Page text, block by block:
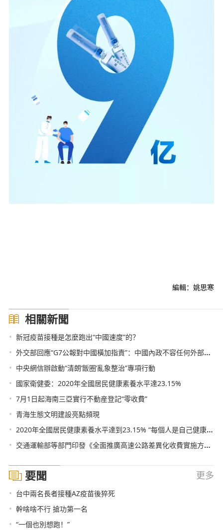
編輯：姚思寒
相關新聞
• 新冠疫苗接種是怎麼跑出“中國速度”的？
• 外交部回應“G7公報對中國橫加指責”：中國內政不容任何外部勢力干涉
• 中央網信辦啟動“清朗‘飯圈’亂象整治”專項行動
• 國家衛健委：2020年全國居民健康素養水平達23.15%
• 7月1日起海南三亞實行不動産登記“零收費”
• 青海生態文明建設亮點頻現
• 2020年全國居民健康素養水平達到23.15% “每個人是自己健康的第一責任人”理念逐步深入人心
• 交通運輸部等部門印發《全面推廣高速公路差異化收費實施方案》：分路段差異化收費
要聞 更多
• 台中兩名長者接種AZ疫苗後猝死
• 幹啥啥不行 搶功第一名
• “一個也別想跑！”